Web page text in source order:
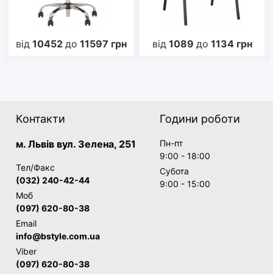
від 10452 до 11597 грн від 1089 до 1134 грн
Контакти
м. Львів вул. Зелена, 251
Тел/Факс
(032) 240-42-44
Моб
(097) 620-80-38
Email
info@bstyle.com.ua
Viber
(097) 620-80-38
Години роботи
Пн-пт
9:00 - 18:00
Субота
9:00 - 15:00